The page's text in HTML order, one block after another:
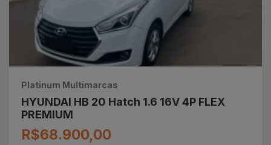
Platinum Multimarcas
HYUNDAI HB 20 Hatch 1.6 16V 4P FLEX
PREMIUM
R$68.900,00